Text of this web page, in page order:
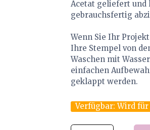
Acetat geliefert und
gebrauchsfertig
Wenn Sie Ihr
Ihre Stempel von
Waschen mit
einfachen
geklappt werden.
Verfügbar:Wird